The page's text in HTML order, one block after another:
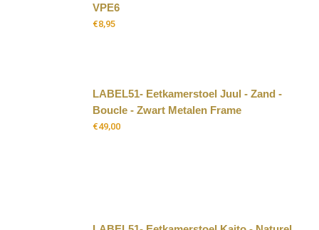
VPE6
€8,95
LABEL51- Eetkamerstoel Juul - Zand -
Boucle - Zwart Metalen Frame
€49,00